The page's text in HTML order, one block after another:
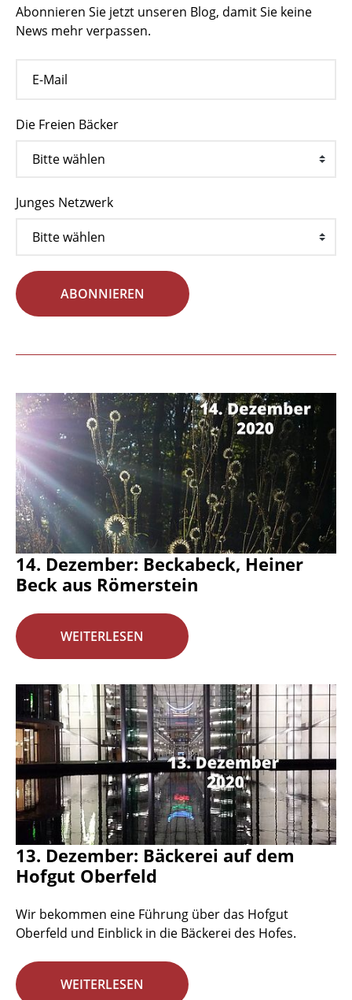
Abonnieren Sie jetzt unseren Blog, damit Sie keine
News mehr verpassen.
Die Freien Bäcker
Junges Netzwerk
ABONNIEREN
14. Dezember: Beckabeck, Heiner
Beck aus Römerstein
WEITERLESEN
13. Dezember: Bäckerei auf dem
Hofgut Oberfeld
Wir bekommen eine Führung über das Hofgut
Oberfeld und Einblick in die Bäckerei des Hofes.
WEITERLESEN